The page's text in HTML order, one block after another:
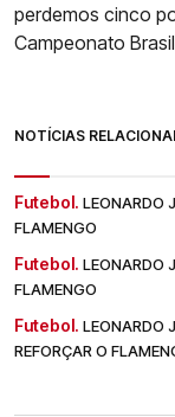
perdemos cinco
Campeonato
NOTÍCIAS
Futebol. LEONARDO
FLAMENGO
Futebol. LEONARDO
FLAMENGO
Futebol. LEONARDO
REFORÇAR O